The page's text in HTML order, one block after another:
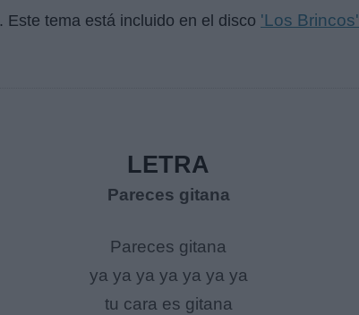
. Este tema está incluido en el disco 'Los Brincos'
LETRA
Pareces gitana
Pareces gitana
ya ya ya ya ya ya ya
tu cara es gitana